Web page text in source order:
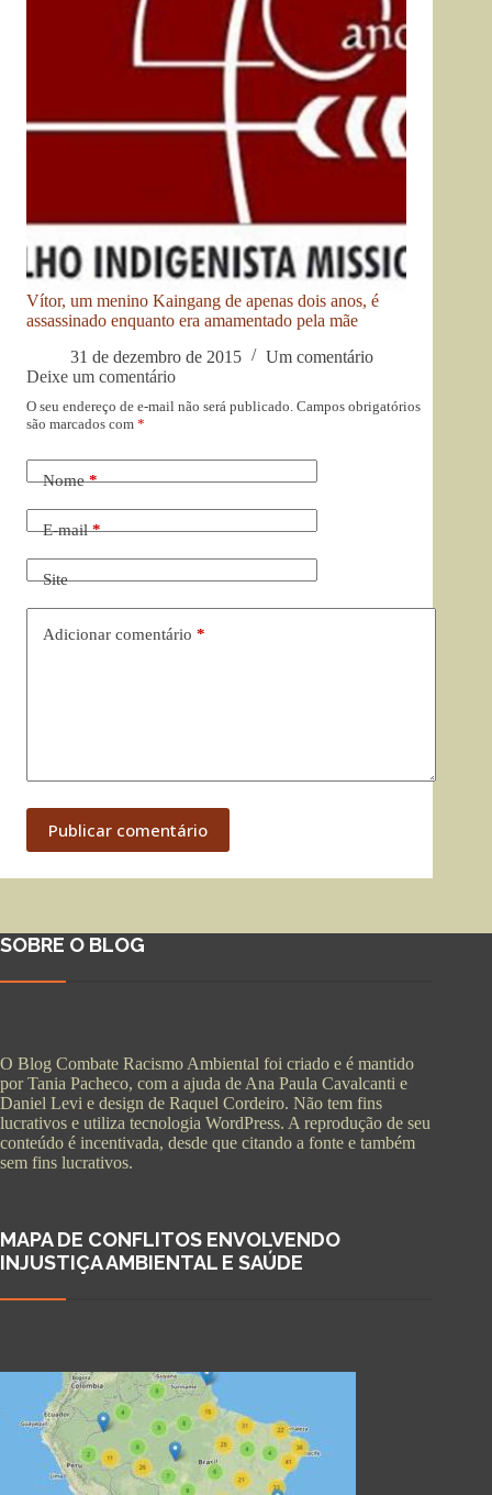
Vítor, um menino Kaingang de apenas dois anos, é
assassinado enquanto era amamentado pela mãe
31 de dezembro de 2015
Um comentário
Deixe um comentário
O seu endereço de e-mail não será publicado. Campos obrigatórios
são marcados com *
Nome*
E-mail*
Site
Adicionar comentário *
Publicar comentário
SOBRE O BLOG
O Blog Combate Racismo Ambiental foi criado e é mantido
por Tania Pacheco, com a ajuda de Ana Paula Cavalcanti e
Daniel Levi e design de Raquel Cordeiro. Não tem fins
lucrativos e utiliza tecnologia WordPress. A reprodução de seu
conteúdo é incentivada, desde que citando a fonte e também
sem fins lucrativos.
MAPA DE CONFLITOS ENVOLVENDO
INJUSTIÇA AMBIENTAL E SAÚDE